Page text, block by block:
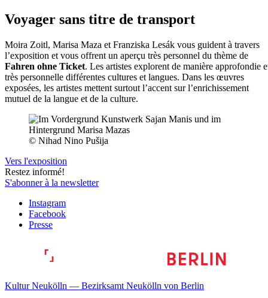
Voyager sans titre de transport
Moira Zoitl, Marisa Maza et Franziska Lesák vous guident à travers
l’exposition et vous offrent un aperçu très personnel du thème de
Fahren ohne Ticket. Les artistes explorent de manière approfondie
très personnelle différentes cultures et langues. Dans les œuvres
exposées, les artistes mettent surtout l’accent sur l’enrichissement
mutuel de la langue et de la culture.
© Nihad Nino Pušija
Vers l'exposition
Restez informé!
S'abonner à la newsletter
Instagram
Facebook
Presse
Kultur Neukölln — Bezirksamt Neukölln von Berlin